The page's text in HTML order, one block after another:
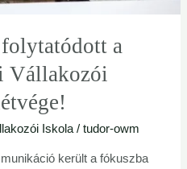
a
Vállakozói
Iskola/ tudor-owm
került a fókuszba